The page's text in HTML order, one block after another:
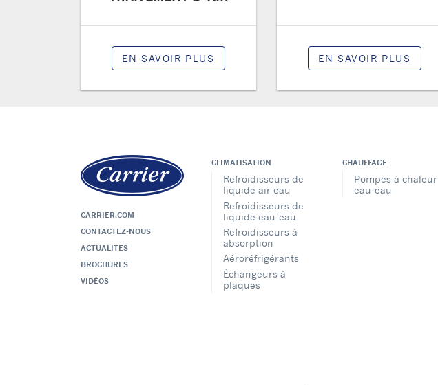
EN SAVOIR PLUS EN SAVOIR PLUS
CARRIER.COM
CONTACTEZ-NOUS
ACTUALITÉS
BROCHURES
VIDÉOS
CLIMATISATION
Refroidisseurs de
liquide air-eau
Refroidisseurs de
liquide eau-eau
Refroidisseurs à
absorption
Aéroréfrigérants
Échangeurs à
plaques
CHAUFFAGE
Pompes à chaleur
eau-eau